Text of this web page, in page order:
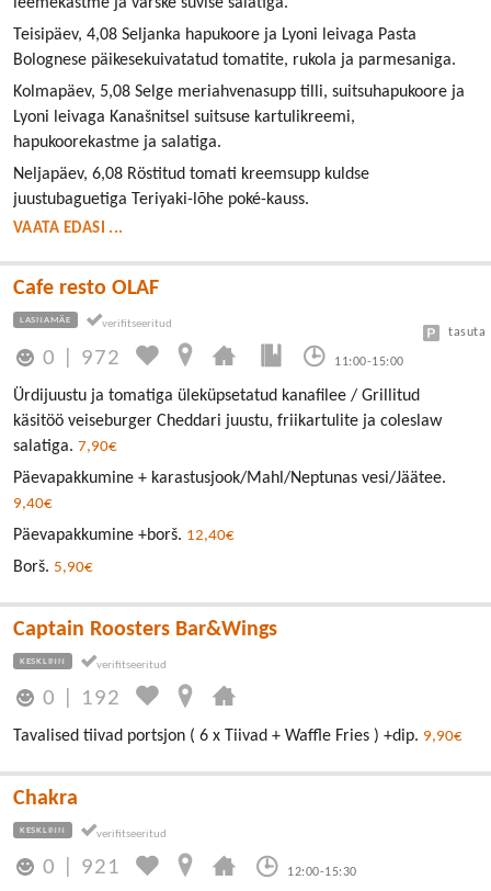
leemekastme ja värske suvise salatiga.
Teisipäev, 4,08 Seljanka hapukoore ja Lyoni leivaga Pasta
Bolognese päikesekuivatatud tomatite, rukola ja parmesaniga.
Kolmapäev, 5,08 Selge meriahvenasupp tilli, suitsuhapukoore ja
Lyoni leivaga Kanašnitsel suitsuse kartulikreemi,
hapukoorekastme ja salatiga.
Neljapäev, 6,08 Röstitud tomati kreemsupp kuldse
juustubaguetiga Teriyaki-lõhe poké-kauss.
VAATA EDASI ...
Cafe resto OLAF
LASNAMÄE
0 972 11:00-15:00
tasuta
Ürdijuustu ja tomatiga üleküpsetatud kanafilee / Grillitud
käsitöö veiseburger Cheddari juustu, friikartulite ja coleslaw
salatiga. 7,90€
Päevapakkumine + karastusjook/Mahl/Neptunas vesi/Jäätee.
9,40€
Päevapakkumine +borš. 12,40€
Borš. 5,90€
Captain Roosters Bar&Wings
KESKLINN
0 192
Tavalised tiivad portsjon ( 6 x Tiivad + Waffle Fries ) +dip. 9,90€
Chakra
KESKLINN
0 921 12:00-15:30